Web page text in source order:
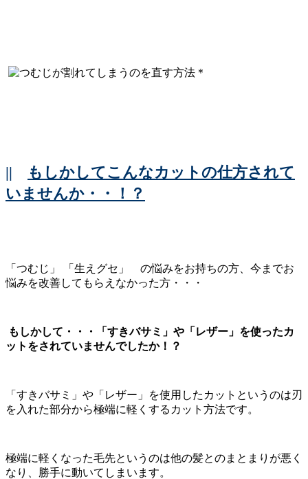
||
もしかしてこんなカットの仕方されて
いませんか・・！？
「つむじ」 「生えグセ」 の悩みをお持ちの方、今までお
悩みを改善してもらえなかった方・・・
もしかして・・・
「すきバサミ」や「レザー」を使ったカ
ットをされていませんでしたか！？
「すきバサミ」や「レザー」を使用したカットというのは刃
を入れた部分から極端に軽くするカット方法です。
極端に軽くなった毛先というのは他の髪とのまとまりが悪く
なり、勝手に動いてしまいます。